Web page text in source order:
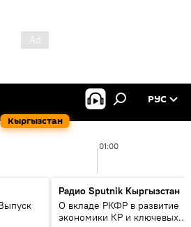
Кыргызстан
РУС
01:00
Радио Sputnik Кыргызстан
О вкладе РКФР в развитие
экономики КР и ключевых